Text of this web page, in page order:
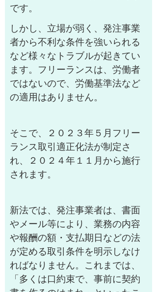
です。
しかし、立場が弱く、発注事業
者から不利な条件を強いられる
など様々なトラブルが起きてい
ます。フリーランスは、労働者
ではないので、労働基準法など
の適用はありません。
そこで、２０２３年５月フリー
ランス取引適正化法が制定さ
れ、２０２４年１１月から施行
されます。
新法では、発注事業者は、書面
やメール等により、業務の内容
や報酬の額・支払期日などの法
が定める取引条件を明示しなけ
ればなりません。これまでは、
「多くは口約束で、事前に契約